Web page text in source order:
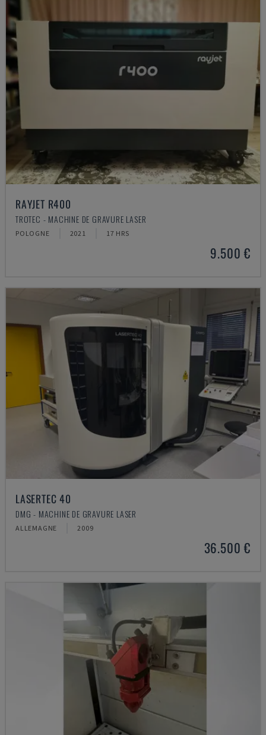
RAYJET R400
TROTEC - MACHINE DE GRAVURE LASER
POLOGNE 2021 17 HRS
9.500 €
LASERTEC 40
DMG - MACHINE DE GRAVURE LASER
ALLEMAGNE 2009
36.500 €